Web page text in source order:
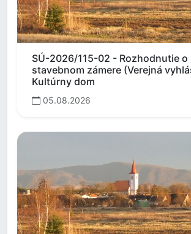
SÚ-2026/115-02 - Rozhodnutie o
stavebnom zámere (Verejná
Kultúrny dom
05.08.2026